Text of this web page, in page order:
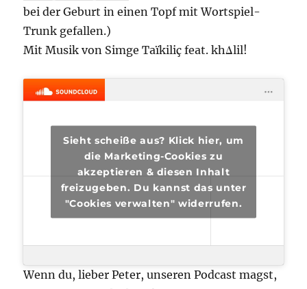
bei der Geburt in einen Topf mit Wortspiel-
Trunk gefallen.)
Mit Musik von Simge Taïkiliç feat. khΔlil!
Sieht scheiße aus? Klick hier, um
die Marketing-Cookies zu
akzeptieren & diesen Inhalt
freizugeben. Du kannst das unter
"Cookies verwalten" widerrufen.
Wenn du, lieber Peter, unseren Podcast magst,